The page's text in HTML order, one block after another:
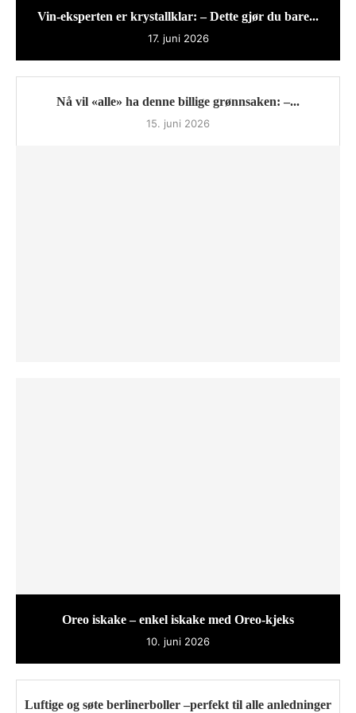
Vin-eksperten er krystallklar: – Dette gjør du bare...
17. juni 2026
Nå vil «alle» ha denne billige grønnsaken: –...
15. juni 2026
Oreo iskake – enkel iskake med Oreo-kjeks
10. juni 2026
Luftige og søte berlinerboller –perfekt til alle anledninger